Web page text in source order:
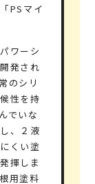
PSマイ
ワーシ
発され
のシリ
性を持
でいな
、２液
くい塗
揮しま
用塗料